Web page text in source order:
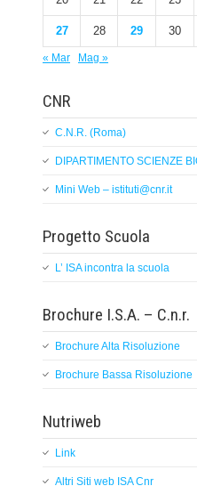
27 28 29 30
« Mar Mag »
CNR
C.N.R. (Roma)
DIPARTIMENTO SCIENZE
Mini Web – istituti@cnr.it
Progetto Scuola
L’ ISA incontra la scuola
Brochure I.S.A. – C.n.r.
Brochure Alta Risoluzione
Brochure Bassa Risoluzione
Nutriweb
Link
Altri Siti web ISA Cnr